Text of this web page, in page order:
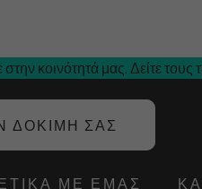
κοινότητά μας. Δείτε
ΔΟΚΙΜΉ ΣΑΣ
ΜΕ ΕΜΆΣ